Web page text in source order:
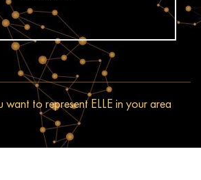
to represent ELLE in your area